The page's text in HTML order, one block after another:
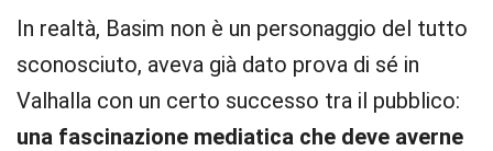
In realtà, Basim non è un personaggio del tutto
sconosciuto, aveva già dato prova di sé in
Valhalla con un certo successo tra il pubblico:
una fascinazione mediatica che deve averne